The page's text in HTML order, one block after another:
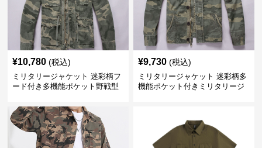
¥10,780 (税込)
ミリタリージャケット 迷彩柄フ
ード付き多機能ポケット野戦型
¥9,730 (税込)
ミリタリージャケット 迷彩柄多
機能ポケット付きミリタリージ